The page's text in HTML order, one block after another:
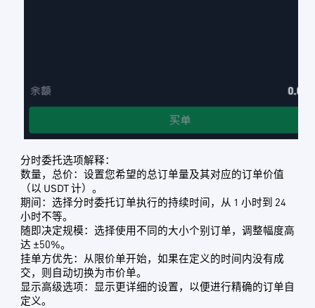
分时委托选项解释：
数量，总价：设置您希望的总订单量及其对应的订单价值
（以 USDT 计）。
期间：选择分时委托订单执行的持续时间，从 1 小时到 24
小时不等。
随即决定规模：选择使用不同的大小个别订单，调整幅度高
达 ±50%。
挂单方优先：从限价单开始，如果在定义的时间内没有成
交，则自动切换为市价单。
显示高级选项：显示更详细的设置，以便进行精确的订单自
定义。